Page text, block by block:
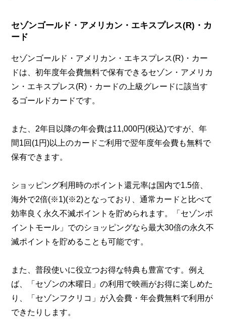
セゾンゴールド・アメリカン・エキスプレス(R)・カ
ード
セゾンゴールド・アメリカン・エキスプレス(R)・カー
ドは、初年度年会費無料で保有できるセゾン・アメリカ
ン・エキスプレス(R)・カードの上級グレードに該当す
るゴールドカードです。
また、2年目以降の年会費は11,000円(税込)ですが、年
間1回(1円)以上のカードご利用で翌年度年会費も無料で
保有できます。
ショッピング利用時のポイント還元率は国内で1.5倍、
海外で2倍(※1)(※2)となっており、通常カードと比べて
効率良く永久不滅ポイントを貯められます。「セゾンポ
イントモール」でのショッピングなら最大30倍の永久不
滅ポイントを貯めることも可能です。
また、普段使いに役立つお得な特典も豊富です。例え
ば、「セゾンの木曜日」の利用で映画がお得に楽しめた
り、「セゾンフクリコ」が入会費・年会費無料で利用が
できたりします。